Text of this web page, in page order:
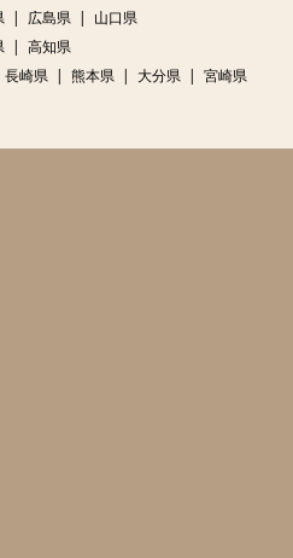
広島県
山口県
高知県
長崎県 熊本県 大分県
宮崎県